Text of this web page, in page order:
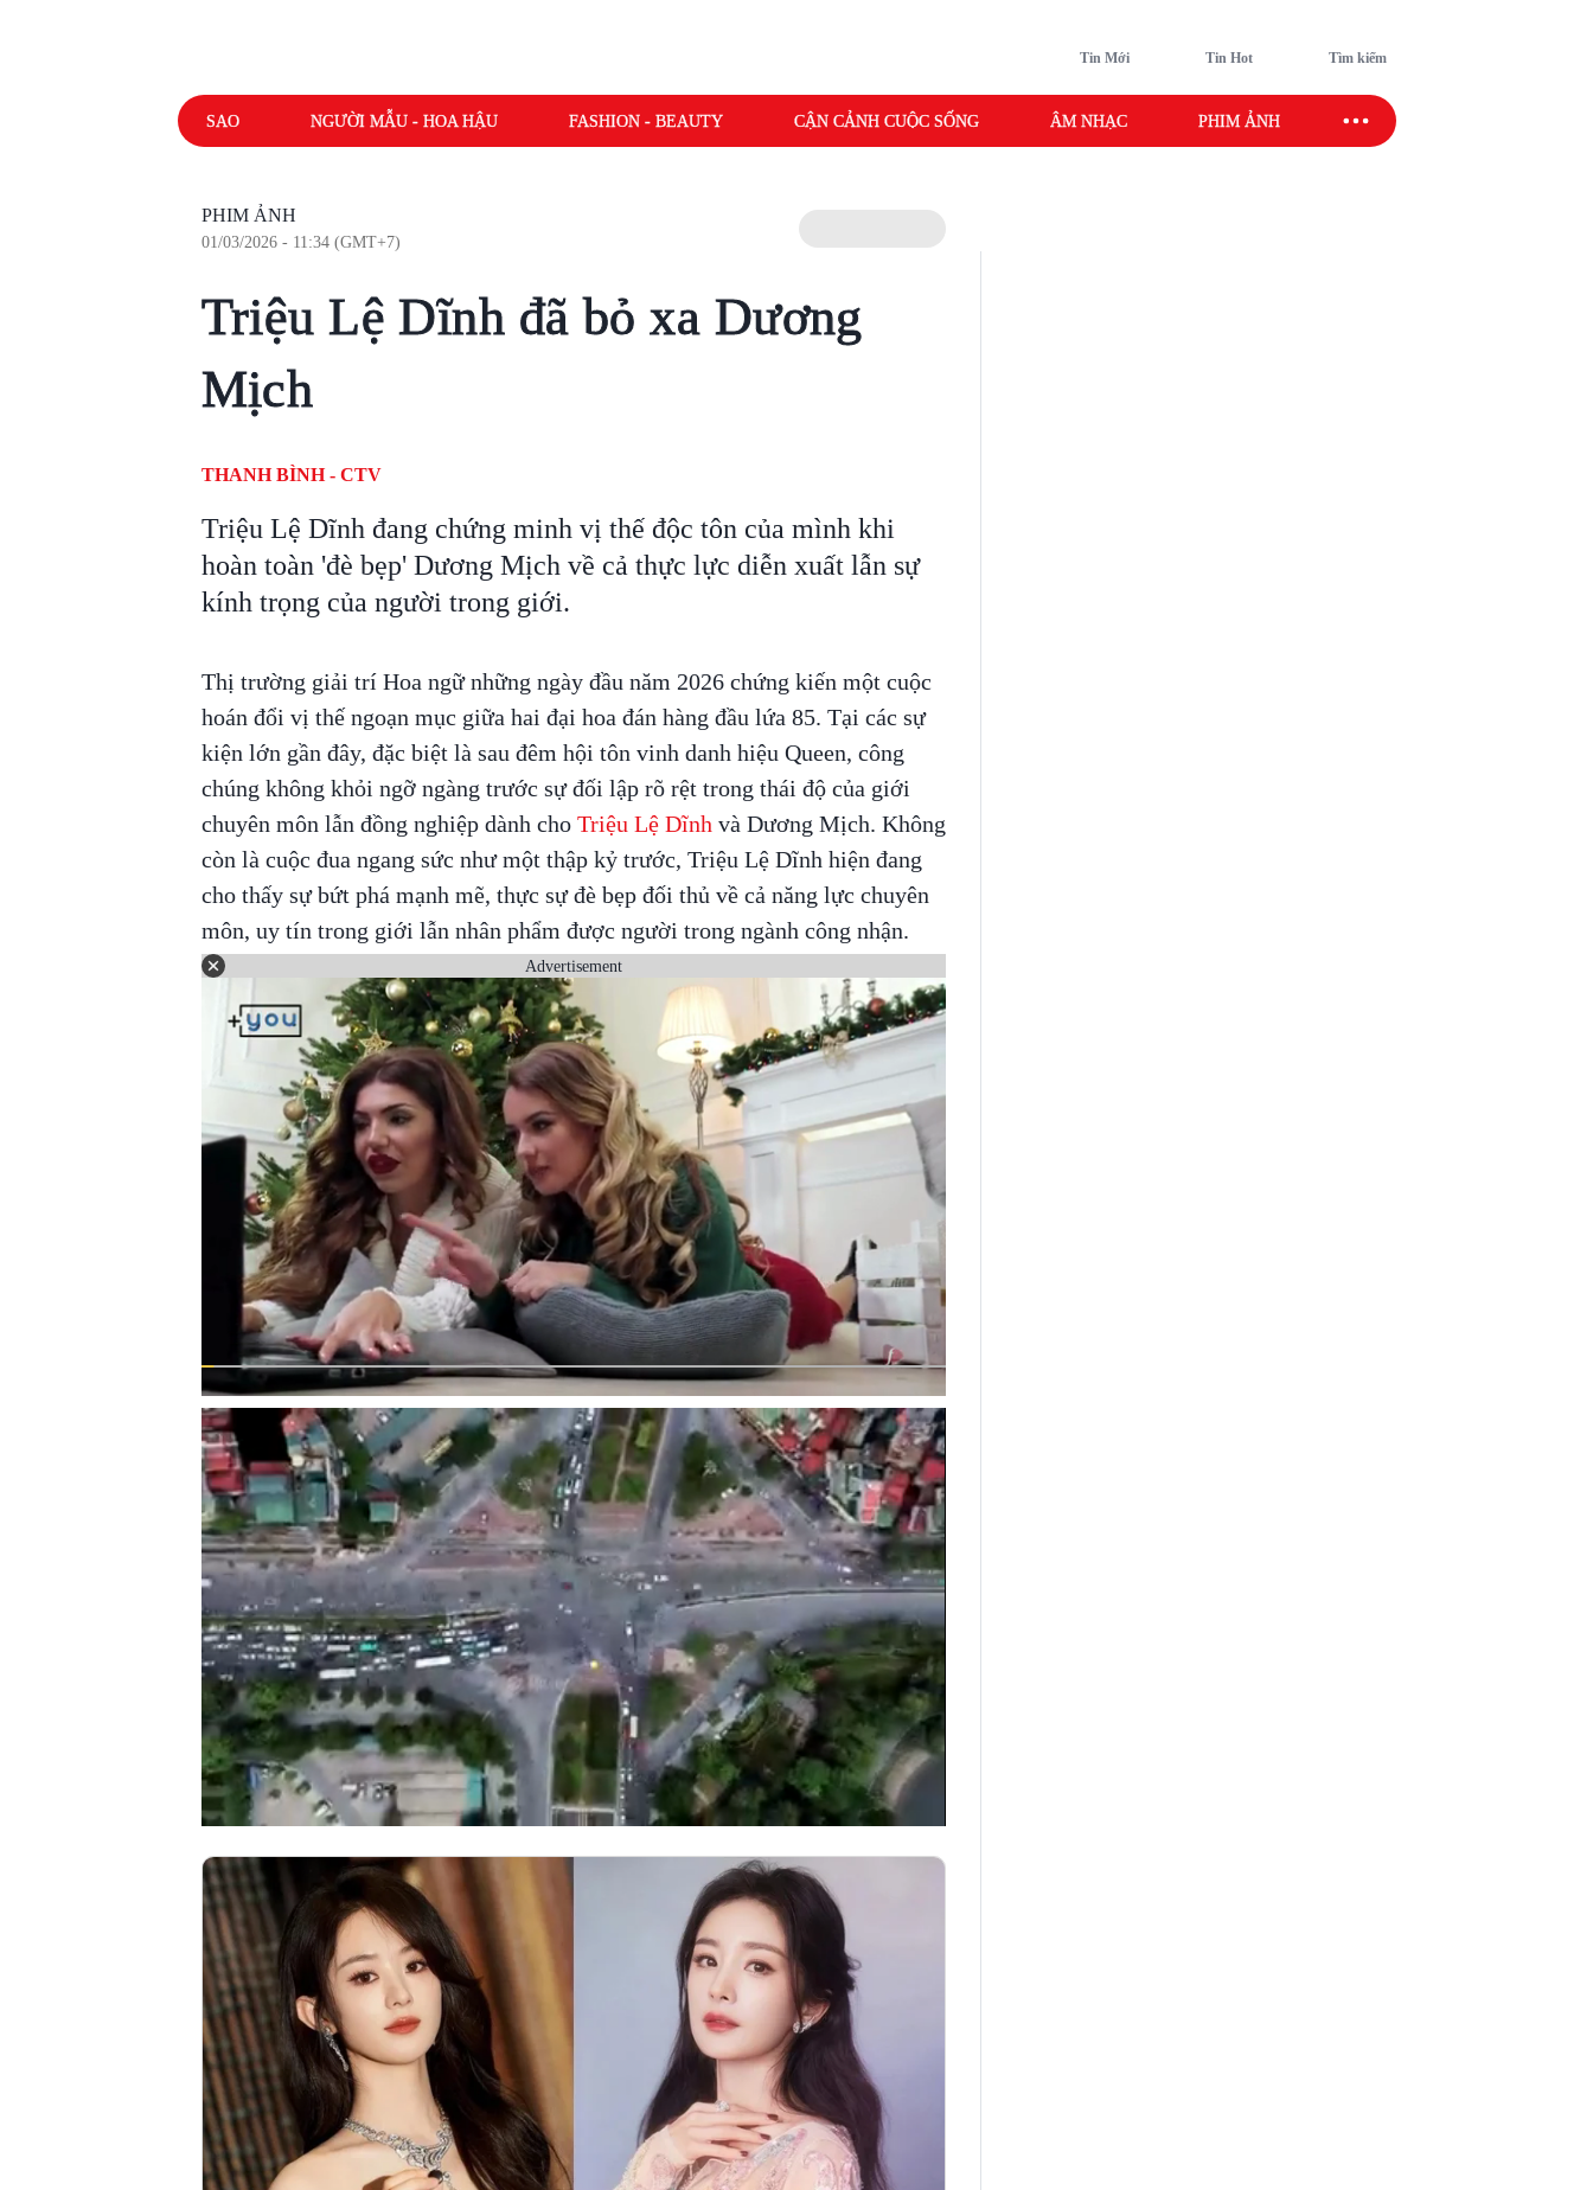
Tin Mới Tin Hot Tìm kiếm
SAO NGƯỜI MẪU - HOA HẬU FASHION - BEAUTY CẬN CẢNH CUỘC SỐNG ÂM NHẠC PHIM ẢNH SAO SPORT
PHIM ẢNH
01/03/2026 - 11:34 (GMT+7)
Triệu Lệ Dĩnh đã bỏ xa Dương
Mịch
THANH BÌNH - CTV
Triệu Lệ Dĩnh đang chứng minh vị thế độc tôn của mình khi
hoàn toàn 'đè bẹp' Dương Mịch về cả thực lực diễn xuất lẫn sự
kính trọng của người trong giới.
Thị trường giải trí Hoa ngữ những ngày đầu năm 2026 chứng kiến một cuộc
hoán đổi vị thế ngoạn mục giữa hai đại hoa đán hàng đầu lứa 85. Tại các sự
kiện lớn gần đây, đặc biệt là sau đêm hội tôn vinh danh hiệu Queen, công
chúng không khỏi ngỡ ngàng trước sự đối lập rõ rệt trong thái độ của giới
chuyên môn lẫn đồng nghiệp dành cho Triệu Lệ Dĩnh và Dương Mịch. Không
còn là cuộc đua ngang sức như một thập kỷ trước, Triệu Lệ Dĩnh hiện đang
cho thấy sự bứt phá mạnh mẽ, thực sự đè bẹp đối thủ về cả năng lực chuyên
môn, uy tín trong giới lẫn nhân phẩm được người trong ngành công nhận.
Advertisement